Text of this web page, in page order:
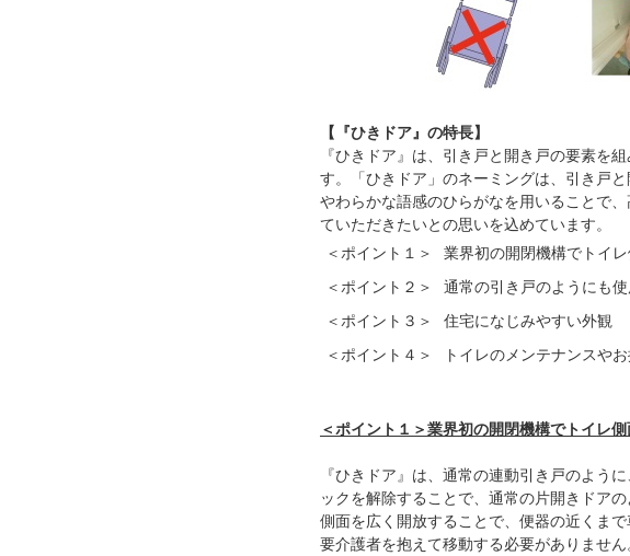
【『ひきドア』の特長】
『ひきドア』は、引き戸と開き戸の要素を
す。「ひきドア」のネーミングは、引き戸
やわらかな語感のひらがなを用いることで
ていただきたいとの思いを込めています。
＜ポイント１＞
業界初の開閉機構でトイ
＜ポイント２＞
通常の引き戸のようにも
＜ポイント３＞
住宅になじみやすい外観
＜ポイント４＞
トイレのメンテナンスや
＜ポイント１＞業界初の開閉機構でトイレ
『ひきドア』は、通常の連動引き戸のよう
ックを解除することで、通常の片開きドア
側面を広く開放することで、便器の近くま
要介護者を抱えて移動する必要がありませ